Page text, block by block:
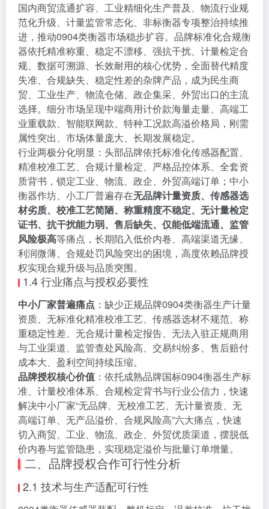
国内商贸流通扩容、工业精细化生产普及、物流行业规
范化升级、计量监管常态化、非标衡器专项整治持续推
进，推动0904类衡器市场稳步扩容。品牌标准化合规衡
器依托精准称重、稳定不漂移、强抗干扰、计量检定合
规、数据可溯源、长效耐用的核心优势，全面替代精度
失准、合规缺失、稳定性差的杂牌产品，成为民生商
贸、工业生产、物流仓储、政企集采、外贸出口的主流
选择。细分市场呈现中端商用计价款海量走量、高端工
业重载款、智能联网款、特种工况款高溢价格局，刚需
属性突出、市场体量庞大、长期发展稳定。
行业两极分化明显：头部品牌依托标准化传感器配置、
精准校准工艺、合规计量检定、严格品控体系、全套资
质背书，锁定工业、物流、政企、外贸高端订单；中小
衡器作坊、小工厂普遍存在无品牌计量资质、传感器选
材劣质、校准工艺简陋、称重精度不稳定、无计量检定
证书、抗干扰能力弱、售后缺失、仅能低端流通、监管
风险极高等痛点，长期陷入低价内卷、高端渠道无缘、
利润微薄、合规处罚风险突出的困境，高度依赖品牌授
权实现合规升级与品质突围。
1.4 行业痛点与授权必要性
中小厂家普遍痛点 ：缺少正规品牌0904类衡器生产计量
资质、无标准化精准校准工艺、传感器选材不规范、称
重稳定性差、无合规计量检定报告、无法入驻正规商用
与工业渠道、监管查处风险高、交易纠纷多、售后赔付
成本大、盈利空间持续压缩。
品牌授权核心价值 ：依托成熟品牌国标0904衡器生产标
准、计量校准体系、合规检定背书与行业公信力，快速
解决中小厂家“无品牌、无校准工艺、无计量资质、无
高端订单、无产品溢价、合规风险高”六大痛点，快速
切入商贸、工业、物流、政企、外贸优质渠道，摆脱低
价内卷与监管隐患，实现稳定溢价与批量订单增量。
二、品牌授权合作可行性分析
2.1 技术与生产适配可行性